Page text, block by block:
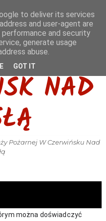
NAD
Pożarnej W Czerwińsku Nad
można doświadczyć
to deliver its services
and user-agent are
and security
generate usage
abuse.
GOT IT